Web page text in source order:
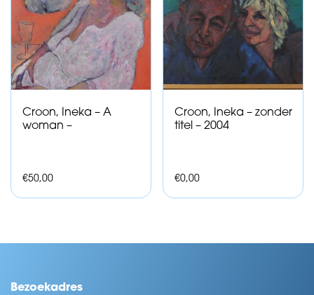
Croon, Ineka – A
woman –
€50,00
Croon, Ineka – zonder
titel – 2004
€0,00
Bezoekadres